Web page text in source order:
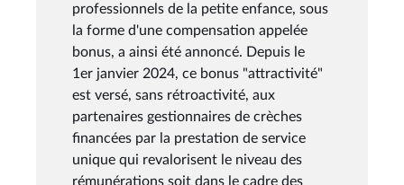
professionnels de la petite enfance, sous
la forme d'une compensation appelée
bonus, a ainsi été annoncé. Depuis le
1er janvier 2024, ce bonus "attractivité"
est versé, sans rétroactivité, aux
partenaires gestionnaires de crèches
financées par la prestation de service
unique qui revalorisent le niveau des
rémunérations soit dans le cadre des